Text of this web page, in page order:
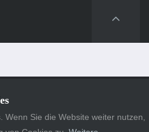
Wenn Sie die Website weiter nutzen,